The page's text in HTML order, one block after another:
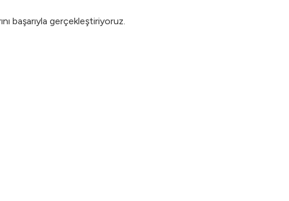
başarıyla gerçekleştiriyoruz.